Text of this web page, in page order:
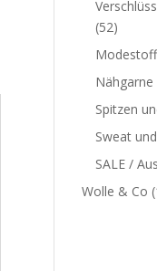
(52)
Nähgarne
Spitzen
Sweat
SALE /
Wolle & Co